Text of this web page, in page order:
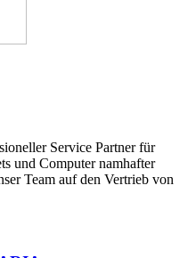
Service Partner für
und Computer namhafter
Team auf den Vertrieb von